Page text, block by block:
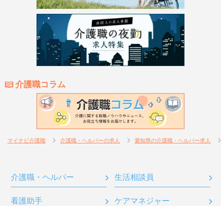
介護職コラム
マイナビ介護職 介護職・ヘルパーの求人 愛知県の介護職・ヘルパー求人
介護職・ヘルパー 生活相談員
看護助手 ケアマネジャー